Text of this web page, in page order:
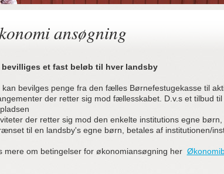
ansøgning
bevilliges et fast beløb til hver landsby
kan bevilges penge fra den fælles Børnefestugekasse til
der retter sig mod fællesskabet. D.v.s et tilbud
der retter sig mod den enkelte institutions egne
til en landsby's egne børn, betales af institutionen/
mere om betingelser for økonomiansøgning her